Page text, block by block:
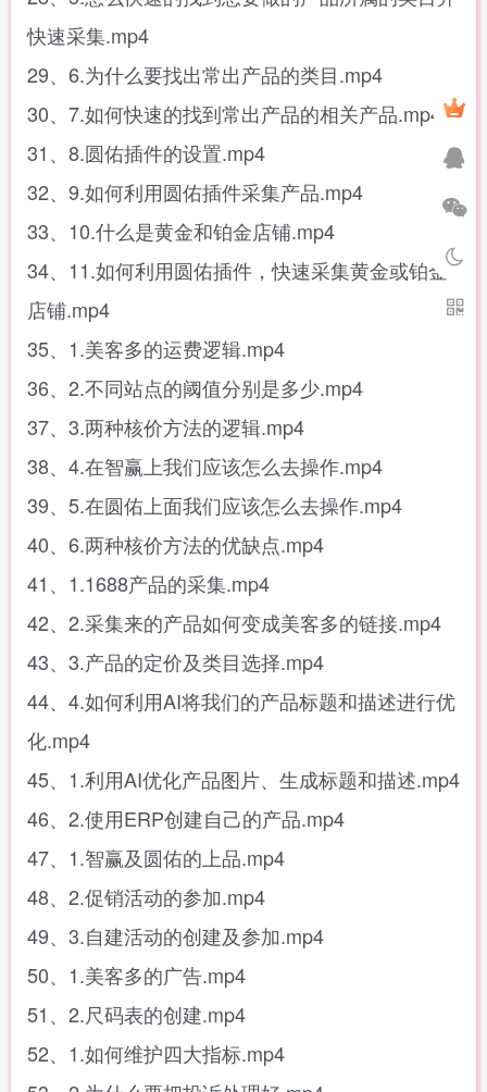
快速采集.mp4
29、6.为什么要找出常出产品的类目.mp4
30、7.如何快速的找到常出产品的相关产品.mp4
31、8.圆佑插件的设置.mp4
32、9.如何利用圆佑插件采集产品.mp4
33、10.什么是黄金和铂金店铺.mp4
34、11.如何利用圆佑插件，快速采集黄金或铂金
店铺.mp4
35、1.美客多的运费逻辑.mp4
36、2.不同站点的阈值分别是多少.mp4
37、3.两种核价方法的逻辑.mp4
38、4.在智赢上我们应该怎么去操作.mp4
39、5.在圆佑上面我们应该怎么去操作.mp4
40、6.两种核价方法的优缺点.mp4
41、1.1688产品的采集.mp4
42、2.采集来的产品如何变成美客多的链接.mp4
43、3.产品的定价及类目选择.mp4
44、4.如何利用AI将我们的产品标题和描述进行优
化.mp4
45、1.利用AI优化产品图片、生成标题和描述.mp4
46、2.使用ERP创建自己的产品.mp4
47、1.智赢及圆佑的上品.mp4
48、2.促销活动的参加.mp4
49、3.自建活动的创建及参加.mp4
50、1.美客多的广告.mp4
51、2.尺码表的创建.mp4
52、1.如何维护四大指标.mp4